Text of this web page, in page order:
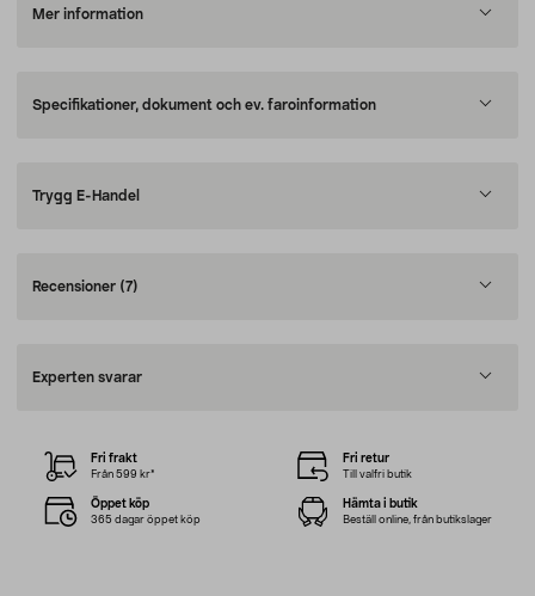
Mer information
Specifikationer, dokument och ev. faroinformation
Trygg E-Handel
Recensioner (7)
Experten svarar
Fri frakt
Från 599 kr*
Fri retur
Till valfri butik
Öppet köp
365 dagar öppet köp
Hämta i butik
Beställ online, från butikslager